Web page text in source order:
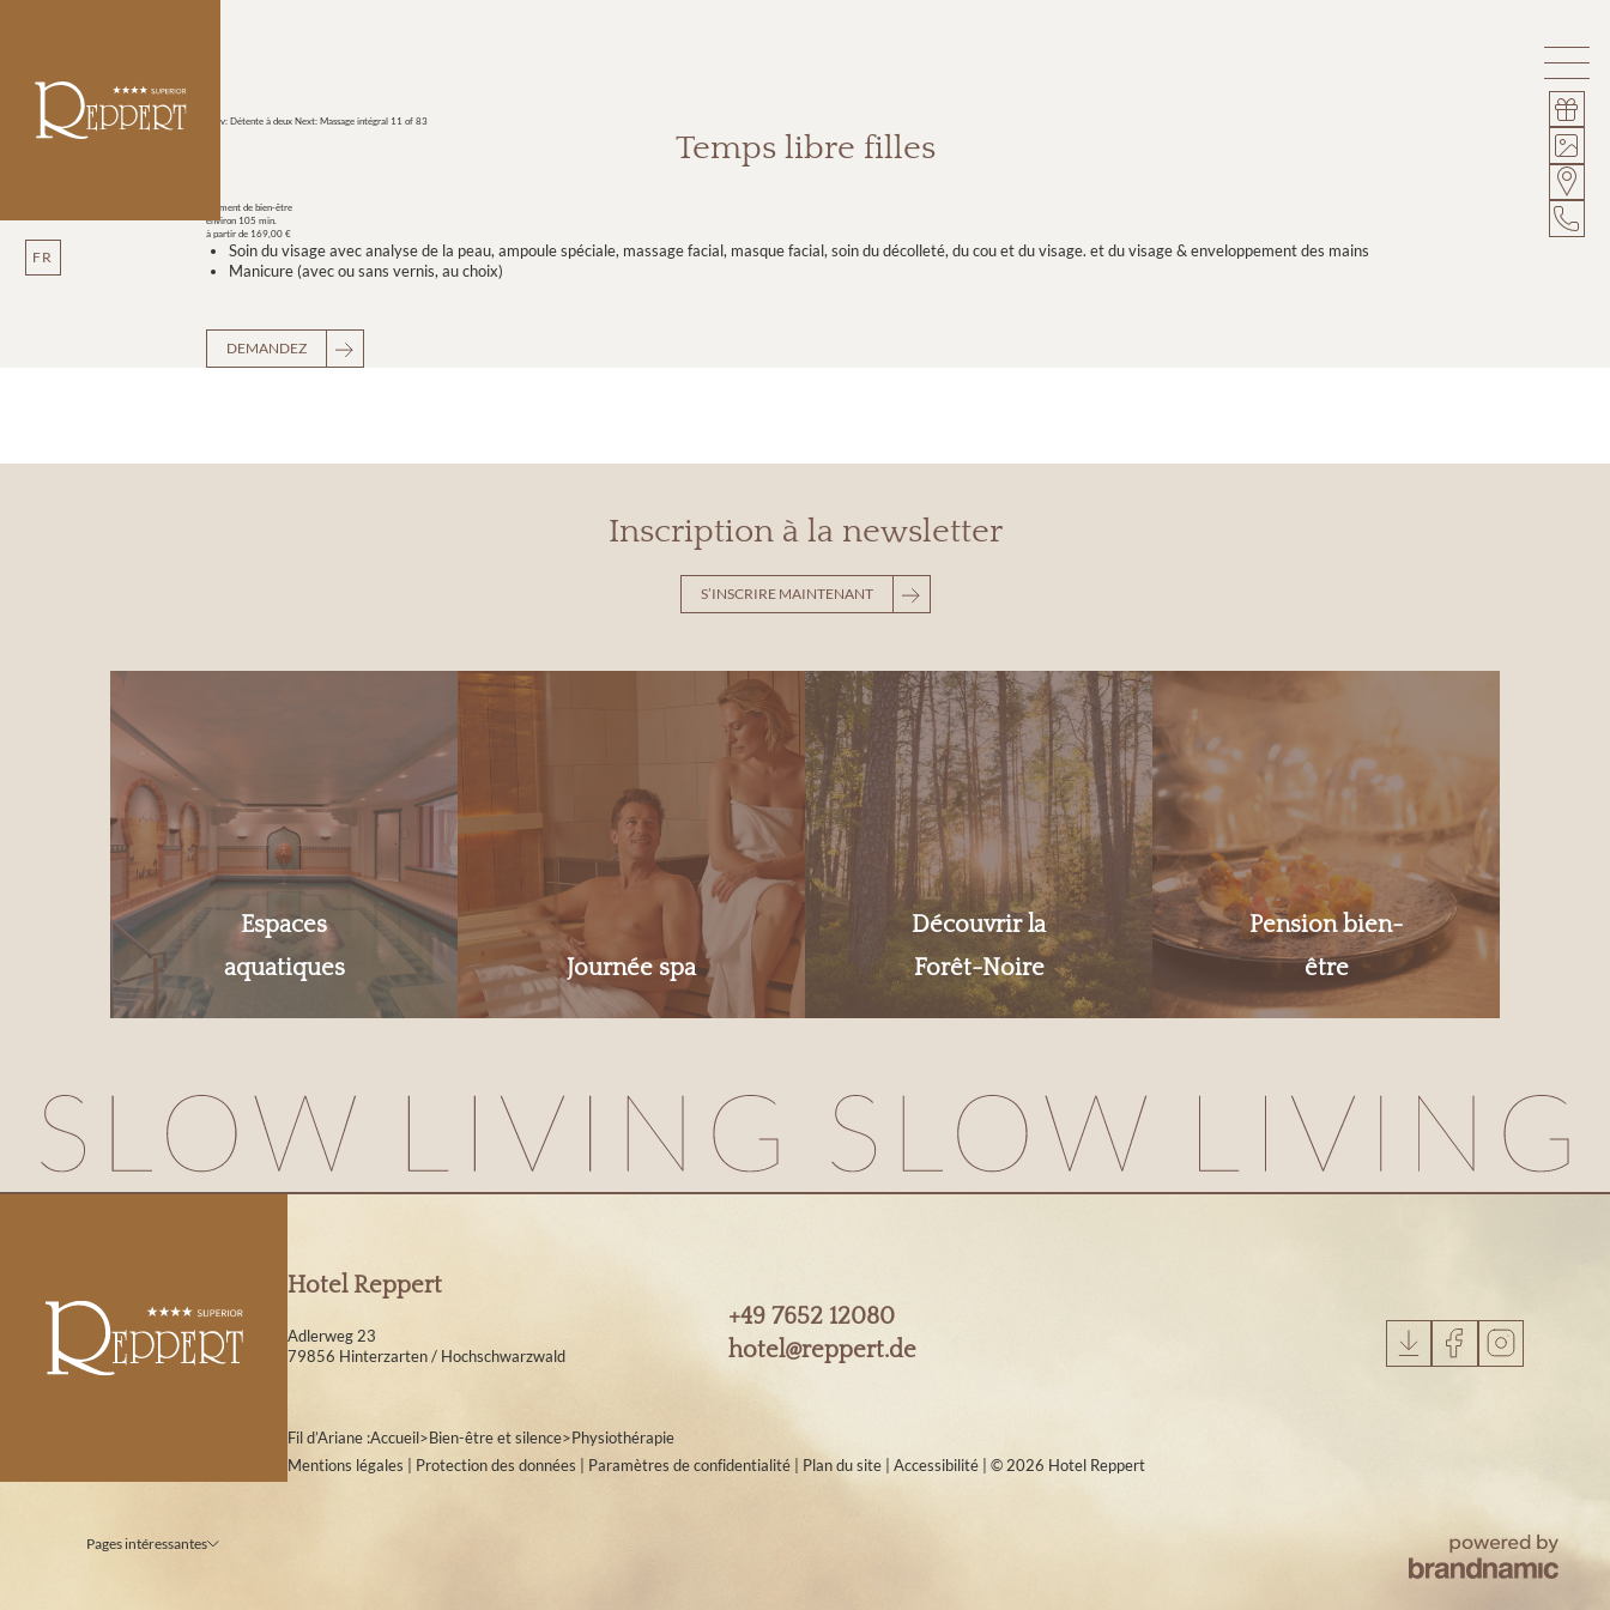
FR
Prev: Détente à deux Next: Massage intégral 11 of 83
Temps libre filles
Moment de bien-être
environ 105 min.
à partir de 169,00 €
Soin du visage avec analyse de la peau, ampoule spéciale, massage facial, masque facial, soin du décolleté, du cou et du visage. et du visage & enveloppement des mains
Manicure (avec ou sans vernis, au choix)
DEMANDEZ
Inscription à la newsletter
S’INSCRIRE MAINTENANT
Espaces
aquatiques
Journée spa
Découvrir la
Forêt-Noire
Pension bien-
être
Hotel Reppert
Adlerweg 23
79856 Hinterzarten / Hochschwarzwald
+49 7652 12080
hotel@reppert.de
Fil d’Ariane :Accueil>Bien-être et silence>Physiothérapie
Mentions légales
Protection des données Paramètres de confidentialité Plan du site Accessibilité © 2026 Hotel Reppert
Pages intéressantes